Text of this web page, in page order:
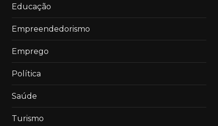
Educação
Empreendedorismo
Emprego
Política
Saúde
Turismo